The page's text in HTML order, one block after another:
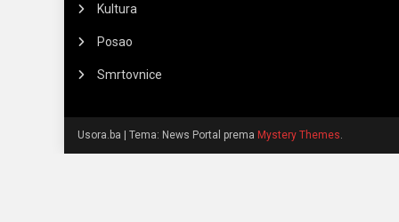
Kultura
Posao
Smrtovnice
Usora.ba | Tema: News Portal prema Mystery Themes